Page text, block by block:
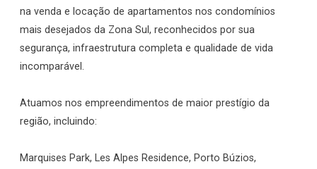
na venda e locação de apartamentos nos condomínios
mais desejados da Zona Sul, reconhecidos por sua
segurança, infraestrutura completa e qualidade de vida
incomparável.
Atuamos nos empreendimentos de maior prestígio da
região, incluindo:
Marquises Park, Les Alpes Residence, Porto Búzios,